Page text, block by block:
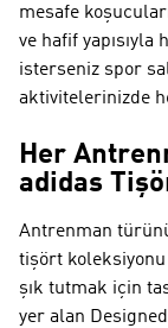
mesafe
ve hafif yapısıyla
isterseniz spor
aktivitelerinizde
Her
adidas
Antrenman
tişört koleksiyonu
şık tutmak için
yer alan